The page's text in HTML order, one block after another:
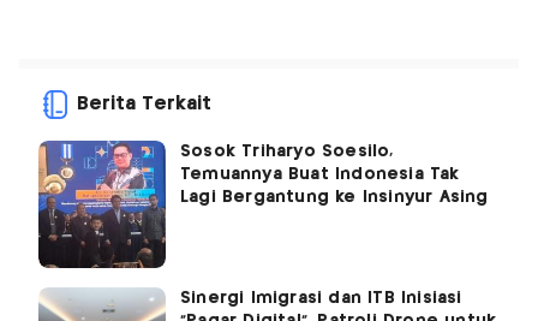
Berita Terkait
Sosok Triharyo Soesilo,
Temuannya Buat Indonesia Tak
Lagi Bergantung ke Insinyur Asing
Sinergi Imigrasi dan ITB Inisiasi